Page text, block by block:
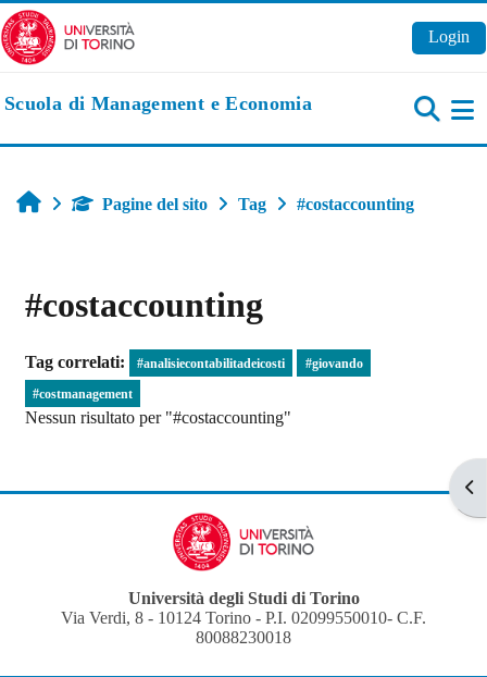
Vai al contenuto principale
Login
Scuola di Management e Economia
HomePagine del sito Tag #costaccounting
#costaccounting
Tag correlati: #analisiecontabilitadeicosti
#giovando
#costmanagement
Nessun risultato per "#costaccounting"
Università degli Studi di Torino
Via Verdi, 8 - 10124 Torino - P.I. 02099550010- C.F.
80088230018